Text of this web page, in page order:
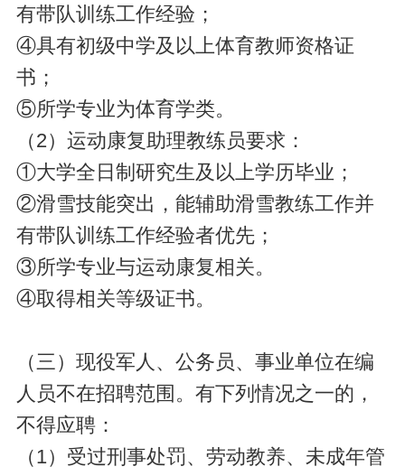
有带队训练工作经验；
④具有初级中学及以上体育教师资格证
书；
⑤所学专业为体育学类。
（2）运动康复助理教练员要求：
①大学全日制研究生及以上学历毕业；
②滑雪技能突出，能辅助滑雪教练工作并
有带队训练工作经验者优先；
③所学专业与运动康复相关。
④取得相关等级证书。
（三）现役军人、公务员、事业单位在编
人员不在招聘范围。有下列情况之一的，
不得应聘：
（1）受过刑事处罚、劳动教养、未成年管